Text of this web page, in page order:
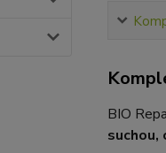
BIO